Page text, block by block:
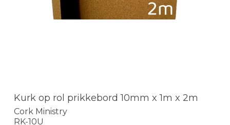
Kurk op rol prikkebord 10mm x 1m x 2m
Cork Ministry
RK-10U